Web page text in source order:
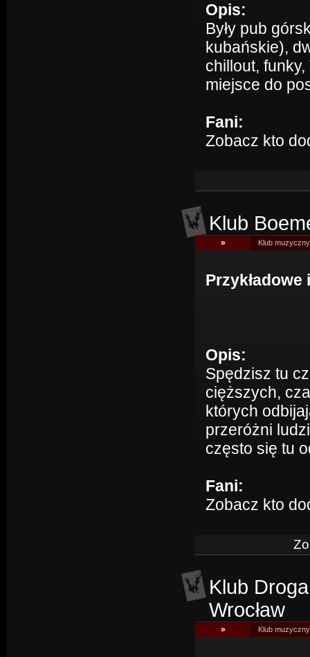
Opis:
Były pub
kubańskie),
chillout,
miejsce do
Fani:
Zobacz kto
Klub
» Klub
Przykładowe
Opis:
Spędzisz tu
cięższych,
których
przeróżni
często się tu
Fani:
Zobacz kto
Klub
Wrocław
» Klub